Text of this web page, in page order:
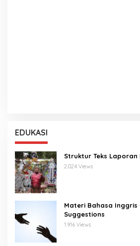
EDUKASI
Struktur Teks Laporan
2.024 Views
Materi Bahasa Inggris
Suggestions
1.916 Views